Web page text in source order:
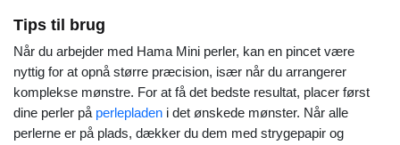
Tips til brug
Når du arbejder med Hama Mini perler, kan en pincet være
nyttig for at opnå større præcision, især når du arrangerer
komplekse mønstre. For at få det bedste resultat, placer først
dine perler på perlepladen i det ønskede mønster. Når alle
perlerne er på plads, dækker du dem med strygepapir og